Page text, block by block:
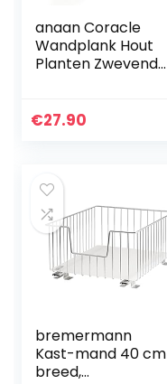
anaan Coracle
Wandplank Hout
Planten Zwevende
Kruidenrek
€27.90
bremermann
Kast-mand 40 cm
breed,